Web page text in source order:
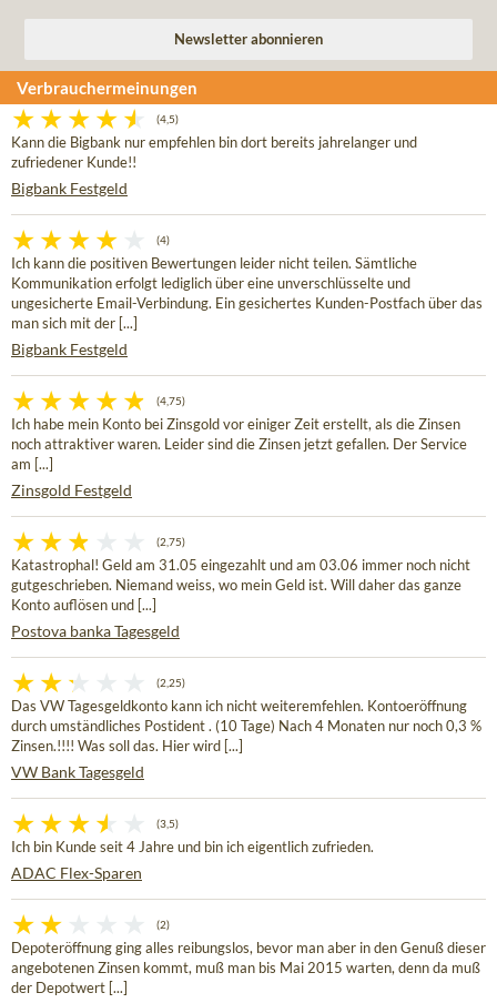
Verbrauchermeinungen
(4,5)
Kann die Bigbank nur empfehlen bin dort bereits jahrelanger und
zufriedener Kunde!!
Bigbank Festgeld
(4)
Ich kann die positiven Bewertungen leider nicht teilen. Sämtliche
Kommunikation erfolgt lediglich über eine unverschlüsselte und
ungesicherte Email-Verbindung. Ein gesichertes Kunden-Postfach über das
man sich mit der [...]
Bigbank Festgeld
(4,75)
Ich habe mein Konto bei Zinsgold vor einiger Zeit erstellt, als die Zinsen
noch attraktiver waren. Leider sind die Zinsen jetzt gefallen. Der Service
am [...]
Zinsgold Festgeld
(2,75)
Katastrophal! Geld am 31.05 eingezahlt und am 03.06 immer noch nicht
gutgeschrieben. Niemand weiss, wo mein Geld ist. Will daher das ganze
Konto auflösen und [...]
Postova banka Tagesgeld
(2,25)
Das VW Tagesgeldkonto kann ich nicht weiteremfehlen. Kontoeröffnung
durch umständliches Postident . (10 Tage) Nach 4 Monaten nur noch 0,3 %
Zinsen.!!!! Was soll das. Hier wird [...]
VW Bank Tagesgeld
(3,5)
Ich bin Kunde seit 4 Jahre und bin ich eigentlich zufrieden.
ADAC Flex-Sparen
(2)
Depoteröffnung ging alles reibungslos, bevor man aber in den Genuß dieser
angebotenen Zinsen kommt, muß man bis Mai 2015 warten, denn da muß
der Depotwert [...]